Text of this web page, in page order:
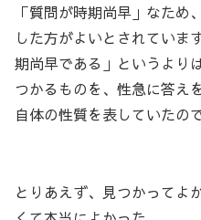
「質問が時期尚早」なため
した方がよいとされていま
期尚早である」というより
つかるものを、性急に答え
自体の性質を表していたの
とりあえず、見つかって